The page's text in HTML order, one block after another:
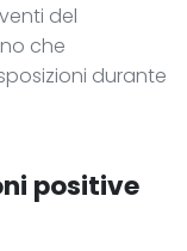
del
che
durante
positive